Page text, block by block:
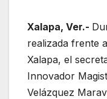
Xalapa, Ver.-
realizada frente
Xalapa, el
Innovador
Velázquez